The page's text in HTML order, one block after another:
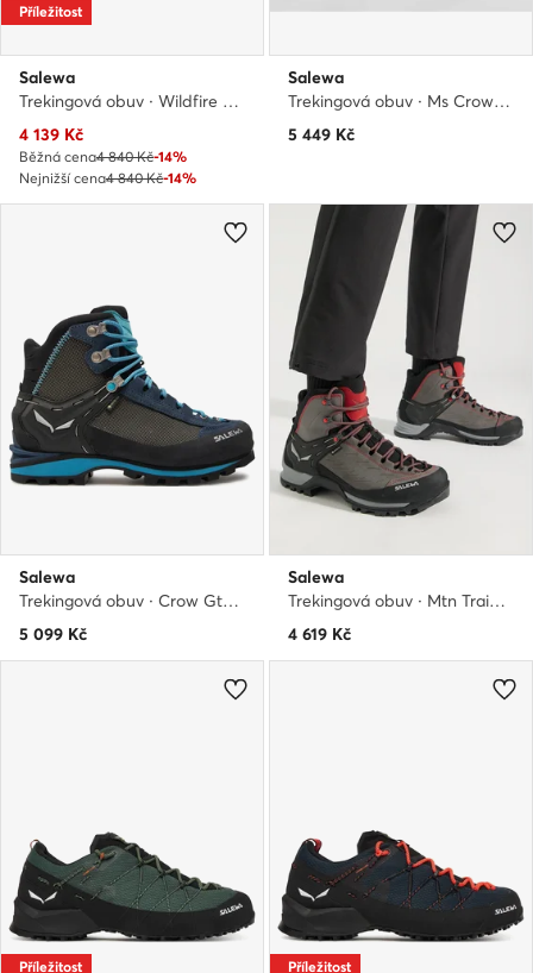
Příležitost
Salewa
Trekingová obuv · Wildfire 2 M 61404 · Černá
Aktuální cena
4 139 Kč
Běžná cena4 840 Kč-14%
Nejnižší cena4 840 Kč-14%
Salewa
Trekingová obuv · Ms Crow Gtx GORE-TEX 7512 · Černá
5 449 Kč
Salewa
Trekingová obuv · Crow Gtx GORE-TEX 61329-3985 · Černá
5 099 Kč
Salewa
Trekingová obuv · Mtn Trainer Mid Gtx GORE-TEX 63458-4720 · Šedá
4 619 Kč
Příležitost Příležitost